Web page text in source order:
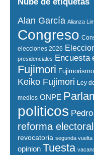
Alan García Alianza
Congreso
elecciones 2026
presidenciales Encuesta
Fujimori Fujimorismo
Keiko Fujimori Ley
medios ONPE
politicos
reforma electoral
revocatoria segunda vuelta
opinion Tuesta